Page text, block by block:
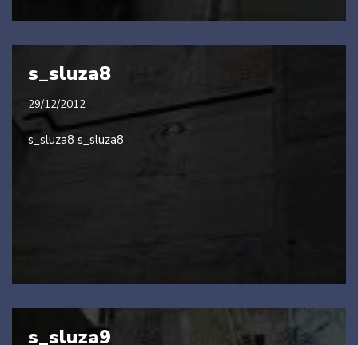
s_sluza8
29/12/2012
s_sluza8 s_sluza8
s_sluza9